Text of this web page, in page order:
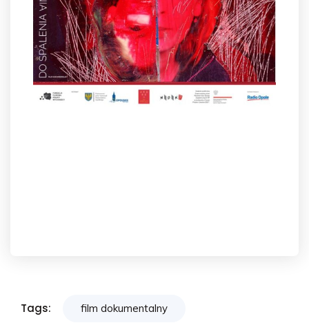
Tags: film dokumentalny